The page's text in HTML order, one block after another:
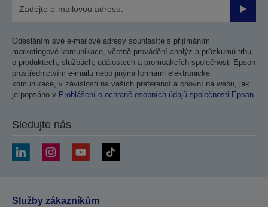
Odesláním své e-mailové adresy souhlasíte s přijímáním
marketingové komunikace, včetně provádění analýz a průzkumů trhu,
o produktech, službách, událostech a promoakcích společnosti Epson
prostřednictvím e-mailu nebo jinými formami elektronické
komunikace, v závislosti na vašich preferencí a chovní na webu, jak
je popsáno v Prohlášení o ochraně osobních údajů společnosti Epson
Sledujte nás
Služby zákazníkům